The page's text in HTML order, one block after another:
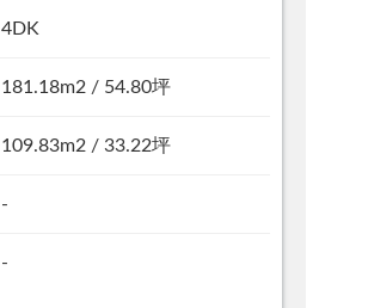
玄関
4DK
181.18m2 / 54.80坪
109.83m2 / 33.22坪
-
-